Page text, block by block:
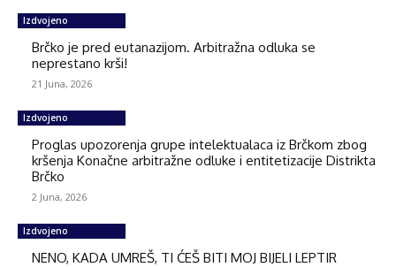
Izdvojeno
Brčko je pred eutanazijom. Arbitražna odluka se
neprestano krši!
21 Juna, 2026
Izdvojeno
Proglas upozorenja grupe intelektualaca iz Brčkom zbog
kršenja Konačne arbitražne odluke i entitetizacije Distrikta
Brčko
2 Juna, 2026
Izdvojeno
NENO, KADA UMREŠ, TI ĆEŠ BITI MOJ BIJELI LEPTIR